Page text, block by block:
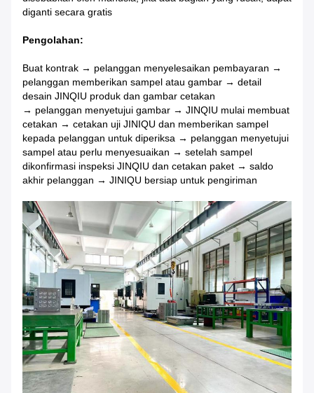
diganti secara gratis
Pengolahan:
Buat kontrak → pelanggan menyelesaikan pembayaran →
pelanggan memberikan sampel atau gambar → detail
desain JINQIU produk dan gambar cetakan
→ pelanggan menyetujui gambar → JINQIU mulai membuat
cetakan → cetakan uji JINIQU dan memberikan sampel
kepada pelanggan untuk diperiksa → pelanggan menyetujui
sampel atau perlu menyesuaikan → setelah sampel
dikonfirmasi inspeksi JINQIU dan cetakan paket → saldo
akhir pelanggan → JINIQU bersiap untuk pengiriman